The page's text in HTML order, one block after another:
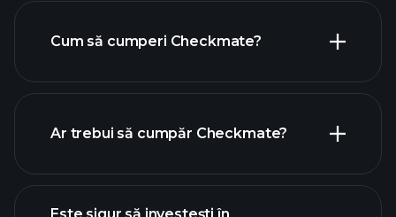
Cum să cumperi Checkmate?
Ar trebui să cumpăr Checkmate?